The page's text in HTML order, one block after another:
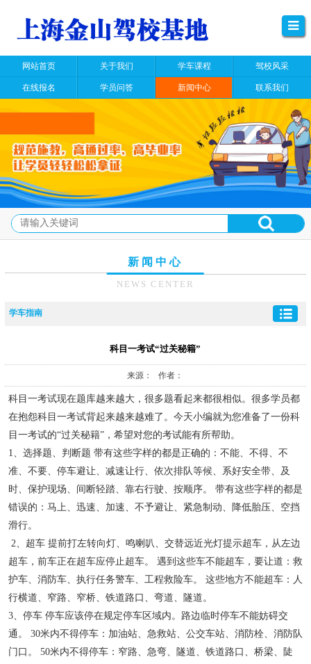
网站首页 关于我们 学车课程 驾校风采
在线报名 学员问答 新闻中心 联系我们
新闻中心
NEWS CENTER
学车指南
科目一考试“过关秘籍”
来源： 作者：
科目一考试现在题库越来越大，很多题看起来都很相似。很多学员都
在抱怨科目一考试背起来越来越难了。今天小编就为您准备了一份科
目一考试的“过关秘籍”， 希望对您的考试能有所帮助。
1、选择题、判断题 带有这些字样的都是正确的：不能、不得、不
准、不要、停车避让、减速让行、依次排队等候、系好安全带、及
时、保护现场、间断轻踏、靠右行驶、按顺序。 带有这些字样的都是
错误的：马上、迅速、加速、不予避让、紧急制动、降低胎压、空挡
滑行。
2、超车 提前打左转向灯、鸣喇叭、交替远近光灯提示超车，从左边
超车，前车正在超车应停止超车。 遇到这些车不能超车，要让道：救
护车、消防车、执行任务警车、工程救险车。 这些地方不能超车：人
行横道、窄路、窄桥、铁道路口、弯道、隧道。
3、停车 停车应该停在规定停车区域内。路边临时停车不能妨碍交
通。 30米内不得停车：加油站、急救站、公交车站、消防栓、消防队
门口。 50米内不得停车：窄路、急弯、隧道、铁道路口、桥梁、陡